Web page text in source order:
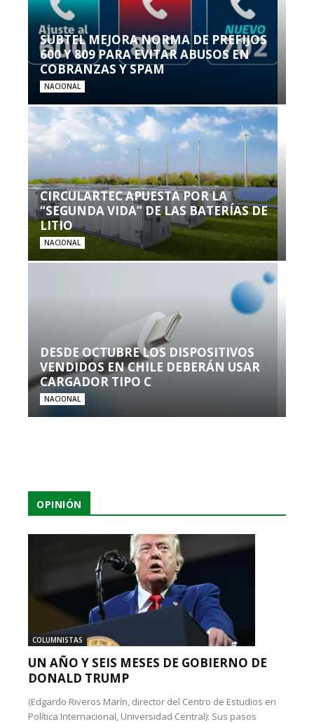
SUBTEL MEJORA NORMA DE PREFIJOS
600 Y 809 PARA EVITAR ABUSOS EN
COBRANZAS Y SPAM
NACIONAL
CIRCULARTEC APUESTA POR LA
“SEGUNDA VIDA” DE LAS BATERÍAS DE
LITIO
NACIONAL
DESDE OCTUBRE LOS DISPOSITIVOS
VENDIDOS EN CHILE DEBERÁN USAR
CARGADOR TIPO C
NACIONAL
OPINIÓN
COLUMNISTAS
UN AÑO Y SEIS MESES DE GOBIERNO DE
DONALD TRUMP
(Edgardo Riveros Marín, director del Centro de Estudios en
Política Internacional, Universidad Central): Sus pasos